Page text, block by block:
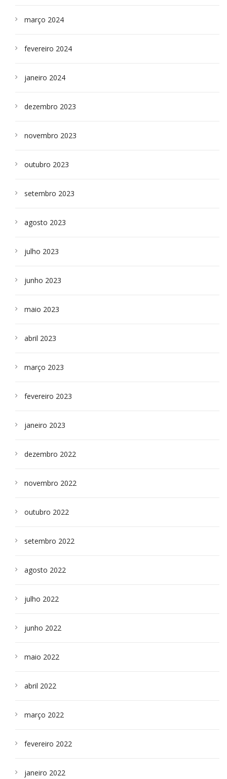
março 2024
fevereiro 2024
janeiro 2024
dezembro 2023
novembro 2023
outubro 2023
setembro 2023
agosto 2023
julho 2023
junho 2023
maio 2023
abril 2023
março 2023
fevereiro 2023
janeiro 2023
dezembro 2022
novembro 2022
outubro 2022
setembro 2022
agosto 2022
julho 2022
junho 2022
maio 2022
abril 2022
março 2022
fevereiro 2022
janeiro 2022